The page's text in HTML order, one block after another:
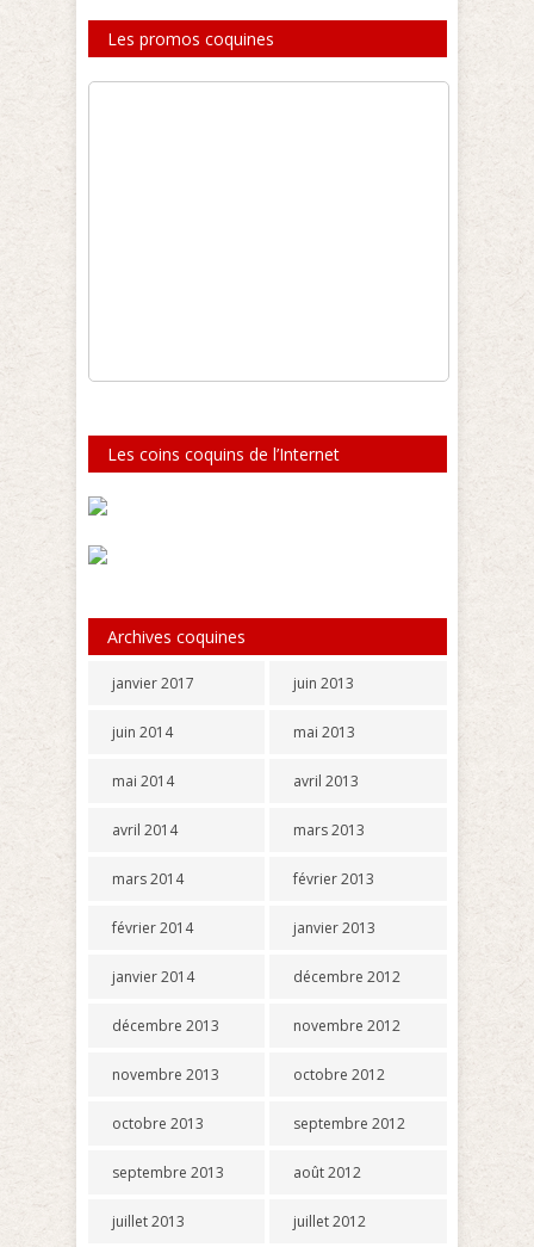
Les promos coquines
Les coins coquins de l’Internet
Archives coquines
janvier 2017
juin 2014
mai 2014
avril 2014
mars 2014
février 2014
janvier 2014
décembre 2013
novembre 2013
octobre 2013
septembre 2013
juillet 2013
juin 2013
mai 2013
avril 2013
mars 2013
février 2013
janvier 2013
décembre 2012
novembre 2012
octobre 2012
septembre 2012
août 2012
juillet 2012